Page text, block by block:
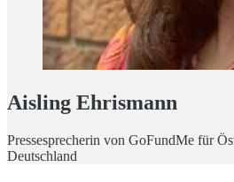
Aisling Ehrismann
Pressesprecherin von GoFundMe für
Deutschland